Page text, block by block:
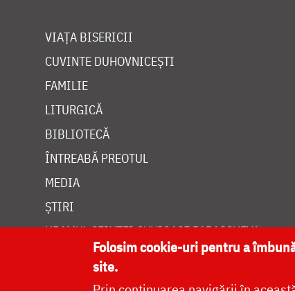
VIAȚA BISERICII
CUVINTE DUHOVNICEȘTI
FAMILIE
LITURGICĂ
BIBLIOTECĂ
ÎNTREABĂ PREOTUL
MEDIA
ȘTIRI
HRAMUL SFINTEI CUVIOASE PARASCHEVA
Folosim cookie-uri pentru a
site.